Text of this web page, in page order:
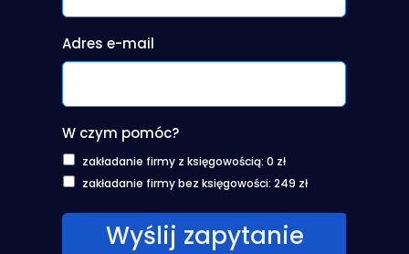
Adres e-mail
W czym pomóc?
zakładanie firmy z księgowością: 0 zł
zakładanie firmy bez księgowości: 249 zł
    Wyślij zapytanie